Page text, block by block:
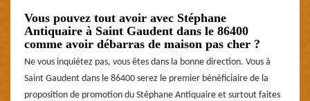
Vous pouvez tout avoir avec Stéphane
Antiquaire à Saint Gaudent dans le 86400
comme avoir débarras de maison pas cher ?
Ne vous inquiétez pas, vous êtes dans la bonne direction. Vous à
Saint Gaudent dans le 86400 serez le premier bénéficiaire de la
proposition de promotion du Stéphane Antiquaire et surtout faites